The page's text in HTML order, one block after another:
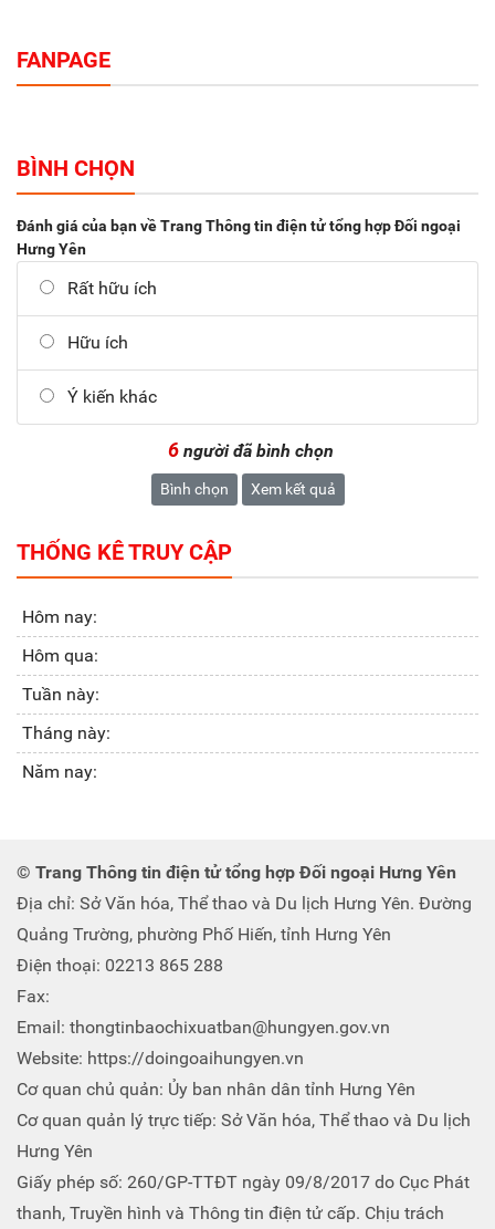
FANPAGE
BÌNH CHỌN
Đánh giá của bạn về Trang Thông tin điện tử tổng hợp Đối ngoại
Hưng Yên
Rất hữu ích
Hữu ích
Ý kiến khác
6 người đã bình chọn
Bình chọn Xem kết quả
THỐNG KÊ TRUY CẬP
Hôm nay:
Hôm qua:
Tuần này:
Tháng này:
Năm nay:
© Trang Thông tin điện tử tổng hợp Đối ngoại Hưng Yên
Địa chỉ: Sở Văn hóa, Thể thao và Du lịch Hưng Yên. Đường
Quảng Trường, phường Phố Hiến, tỉnh Hưng Yên
Điện thoại: 02213 865 288
Fax:
Email: thongtinbaochixuatban@hungyen.gov.vn
Website: https://doingoaihungyen.vn
Cơ quan chủ quản: Ủy ban nhân dân tỉnh Hưng Yên
Cơ quan quản lý trực tiếp: Sở Văn hóa, Thể thao và Du lịch
Hưng Yên
Giấy phép số: 260/GP-TTĐT ngày 09/8/2017 do Cục Phát
thanh, Truyền hình và Thông tin điện tử cấp. Chịu trách